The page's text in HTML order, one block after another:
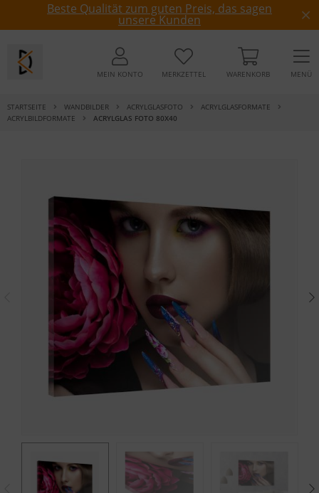
Beste Qualität zum guten Preis, das sagen
unsere Kunden
MEIN KONTO MERKZETTEL WARENKORB MENÜ
STARTSEITE WANDBILDER ACRYLGLASFOTO
ACRYLGLASFORMATE
ACRYLBILDFORMATE
ACRYLGLAS FOTO 80X40